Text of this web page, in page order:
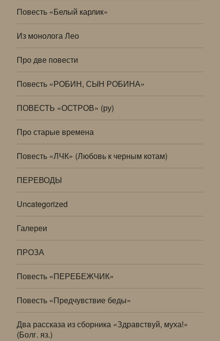
Повесть «Белый карлик»
Из монолога Лео
Про две повести
Повесть «РОБИН, СЫН РОБИНА»
ПОВЕСТЬ «ОСТРОВ» (ру)
Про старые времена
Повесть «ЛЧК» (Любовь к черным котам)
ПЕРЕВОДЫ
Uncategorized
Галереи
ПРОЗА
Повесть «ПЕРЕБЕЖЧИК»
Повесть «Предчувствие беды»
Два рассказа из сборника «Здравствуй, муха!»
(Болг. яз.)